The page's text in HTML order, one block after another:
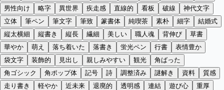
男性向け
略字 異世界 疾走感 直線的 看板 破線
神代文字
立体
筆ペン 筆文字 筆致 篆書体 純喫茶 素朴 細字
結婚式
縦太横細
縦書き 縦長 繊細 美しい 職人魂 背伸び
草書
華やか
萌え 落ち着いた 落書き 蛍光ペン 行書
表情豊か
袋文字
装飾的 見出し 親しみやすい 観光
角ばった
角ゴシック
角ポップ体 記号 詩 調整済み 謎解き 資料
質感
走り書き
軽やか 近未来 退廃的 透明感 連結 遊び心
重厚